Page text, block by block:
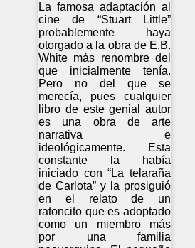
La famosa adaptación al
cine de “Stuart Little”
probablemente haya
otorgado a la obra de E.B.
White más renombre del
que inicialmente tenía.
Pero no del que se
merecía, pues cualquier
libro de este genial autor
es una obra de arte
narrativa e
ideológicamente. Esta
constante la había
iniciado con “La telaraña
de Carlota” y la prosiguió
en el relato de un
ratoncito que es adoptado
como un miembro más
por una familia